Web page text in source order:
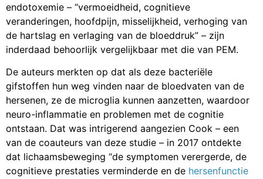
endotoxemie – “vermoeidheid, cognitieve
veranderingen, hoofdpijn, misselijkheid, verhoging van
de hartslag en verlaging van de bloeddruk” – zijn
inderdaad behoorlijk vergelijkbaar met die van PEM.
De auteurs merkten op dat als deze bacteriële
gifstoffen hun weg vinden naar de bloedvaten van de
hersenen, ze de microglia kunnen aanzetten, waardoor
neuro-inflammatie en problemen met de cognitie
ontstaan. Dat was intrigerend aangezien Cook – een
van de coauteurs van deze studie – in 2017 ontdekte
dat lichaamsbeweging “de symptomen verergerde, de
cognitieve prestaties verminderde en de hersenfunctie